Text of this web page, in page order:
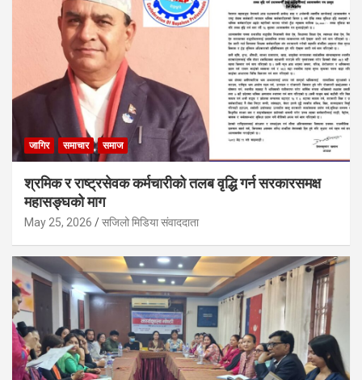
जागिर समाचार समाज
श्रमिक र राष्ट्रसेवक कर्मचारीको तलब वृद्धि गर्न सरकारसमक्ष
महासङ्घको माग
May 25, 2026 सजिलो मिडिया संवाददाता